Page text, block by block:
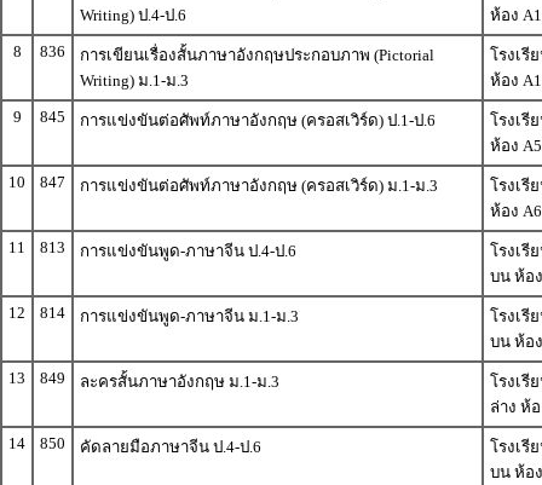
Writing) ป.4-ป.6
ห้อง A1
8
836
การเขียนเรื่องสั้นภาษาอังกฤษประกอบภาพ (Pictorial
Writing) ม.1-ม.3
โรงเรี
ห้อง A1
9
845 การแข่งขันต่อศัพท์ภาษาอังกฤษ (ครอสเวิร์ด) ป.1-ป.6
โรงเรี
ห้อง A5
10
847 การแข่งขันต่อศัพท์ภาษาอังกฤษ (ครอสเวิร์ด) ม.1-ม.3
โรงเรี
ห้อง A6
11
813 การแข่งขันพูด-ภาษาจีน ป.4-ป.6
โรงเรี
บน ห้อ
12
814 การแข่งขันพูด-ภาษาจีน ม.1-ม.3
โรงเรี
บน ห้อ
13
849 ละครสั้นภาษาอังกฤษ ม.1-ม.3
โรงเรี
ล่าง ห้อ
14
850 คัดลายมือภาษาจีน ป.4-ป.6
โรงเรี
บน ห้อ